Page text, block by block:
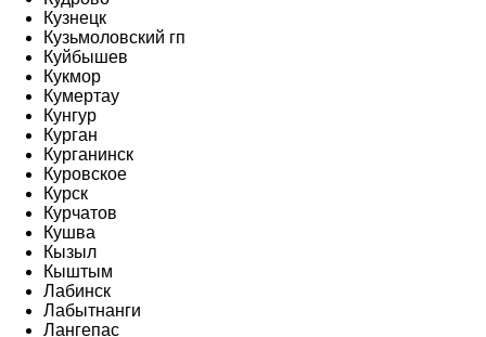
Кузнецк
Кузьмоловский гп
Куйбышев
Кукмор
Кумертау
Кунгур
Курган
Курганинск
Куровское
Курск
Курчатов
Кушва
Кызыл
Кыштым
Лабинск
Лабытнанги
Лангепас